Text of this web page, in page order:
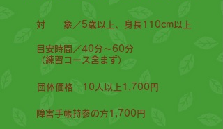
対 象／5歳以上、身長110cm以上
目安時間／40分〜60分
（練習コース含まず）
障害手帳持参の方 1,700円
団体価格 10人以上1,700円